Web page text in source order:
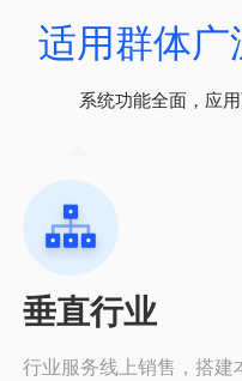
适用群体
系统功能全面，应
垂直行业
行业服务线上销售，搭建